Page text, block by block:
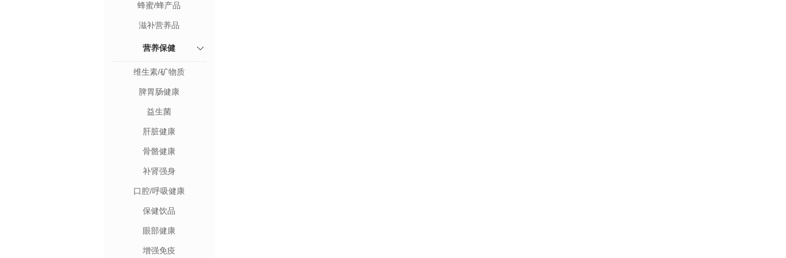
蜂蜜/蜂产品
滋补营养品
营养保健
维生素/矿物质
脾胃肠健康
益生菌
肝脏健康
骨骼健康
补肾强身
口腔/呼吸健康
保健饮品
眼部健康
增强免疫